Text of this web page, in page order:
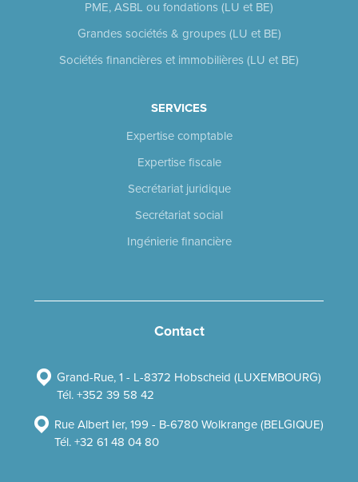
PME, ASBL ou fondations (LU et BE)
Grandes sociétés & groupes (LU et BE)
Sociétés financières et immobilières (LU et BE)
SERVICES
Expertise comptable
Expertise fiscale
Secrétariat juridique
Secrétariat social
Ingénierie financière
Contact
Grand-Rue, 1 - L-8372 Hobscheid (LUXEMBOURG)
Tél. +352 39 58 42
Rue Albert Ier, 199 - B-6780 Wolkrange (BELGIQUE)
Tél. +32 61 48 04 80